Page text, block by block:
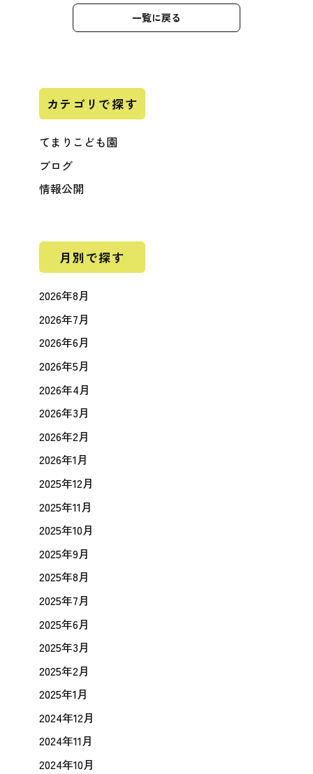
一覧に戻る
カテゴリで探す
てまりこども園
ブログ
情報公開
月別で探す
2026年8月
2026年7月
2026年6月
2026年5月
2026年4月
2026年3月
2026年2月
2026年1月
2025年12月
2025年11月
2025年10月
2025年9月
2025年8月
2025年7月
2025年6月
2025年3月
2025年2月
2025年1月
2024年12月
2024年11月
2024年10月